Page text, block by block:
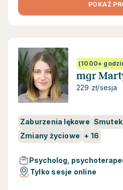
POKAŻ
(1000+
mgr
229 zł/sesja
Zaburzenia lękowe Smutek
Zmiany życiowe + 16
Psycholog,
Tylko sesje online